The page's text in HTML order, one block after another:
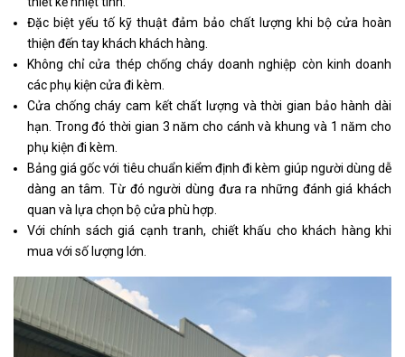
Đặc biệt yếu tố kỹ thuật đảm bảo chất lượng khi bộ cửa hoàn
thiện đến tay khách khách hàng.
Không chỉ cửa thép chống cháy doanh nghiệp còn kinh doanh
các phụ kiện cửa đi kèm.
Cửa chống cháy cam kết chất lượng và thời gian bảo hành dài
hạn. Trong đó thời gian 3 năm cho cánh và khung và 1 năm cho
phụ kiện đi kèm.
Bảng giá gốc với tiêu chuẩn kiểm định đi kèm giúp người dùng dễ
dàng an tâm. Từ đó người dùng đưa ra những đánh giá khách
quan và lựa chọn bộ cửa phù hợp.
Với chính sách giá cạnh tranh, chiết khấu cho khách hàng khi
mua với số lượng lớn.